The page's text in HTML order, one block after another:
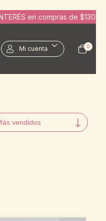
de $130.000 | 10% OFF
Mi cuenta 0